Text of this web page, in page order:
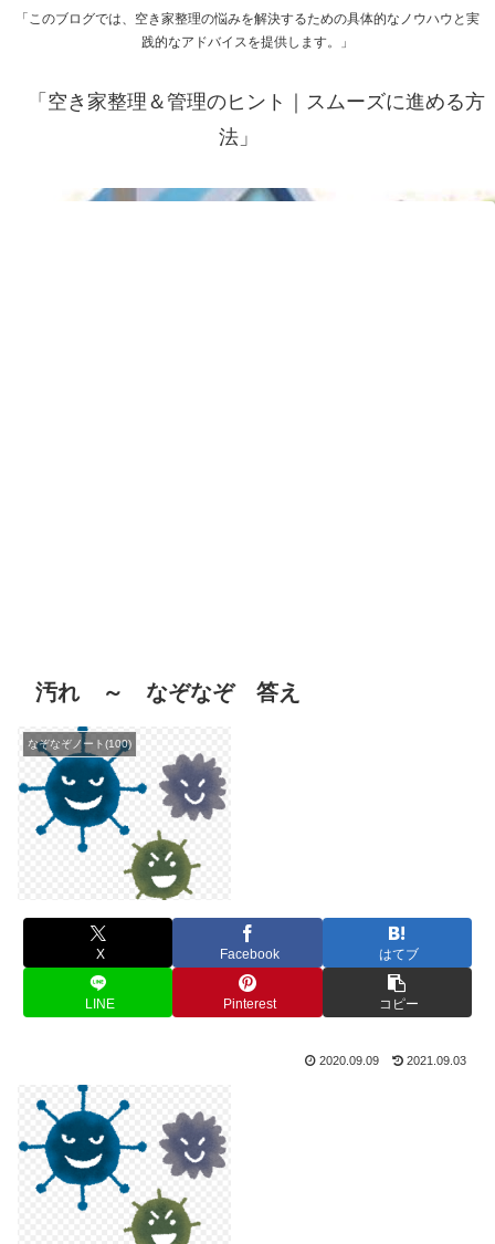
「このブログでは、空き家整理の悩みを解決するための具体的なノウハウと実
践的なアドバイスを提供します。」
「空き家整理＆管理のヒント｜スムーズに進める方
法」
汚れ ～ なぞなぞ 答え
なぞなぞノート(100)
X Facebook はてブ
LINE Pinterest コピー
2020.09.09 2021.09.03